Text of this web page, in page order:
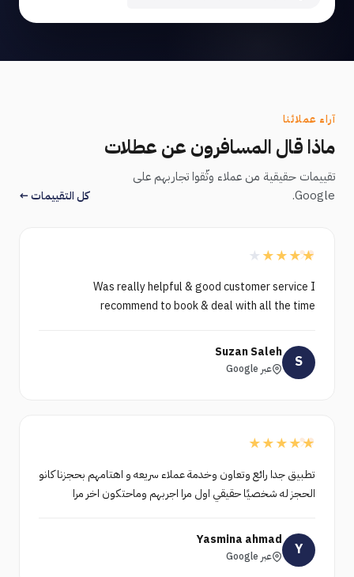
آراء عملائنا
ماذا قال المسافرون عن عطلات
تقييمات حقيقية من عملاء وثّقوا تجاربهم على
Google.
كل التقييمات ←
”
★
★
★
★
★
Was really helpful & good customer service I
recommend to book & deal with all the time
S
Suzan Saleh
عبر Google
”
★
★
★
★
★
تطبيق جدا رائع وتعاون وخدمة عملاء سريعه و اهتامهم بحجزنا كانو
الحجز له شخصيًا حقيقي اول مرا اجربهم وماحتكون اخر مرا
Y
Yasmina ahmad
عبر Google